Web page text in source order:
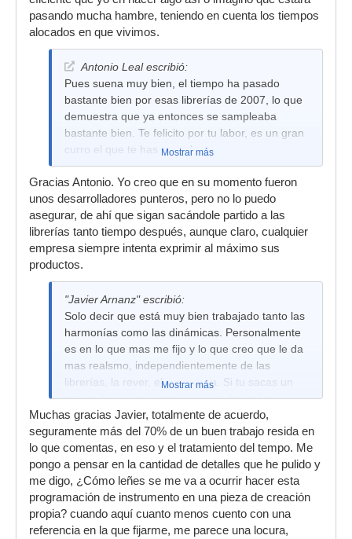
pasando mucha hambre, teniendo en cuenta los tiempos
alocados en que vivimos.
Antonio Leal escribió:
Pues suena muy bien, el tiempo ha pasado
bastante bien por esas librerías de 2007, lo que
demuestra que ya entonces se sampleaba
bastante bien. Te felicito por tu labor, es un gran
curro el que te has pegado.
Mostrar más
Gracias Antonio. Yo creo que en su momento fueron
unos desarrolladores punteros, pero no lo puedo
asegurar, de ahí que sigan sacándole partido a las
librerías tanto tiempo después, aunque claro, cualquier
empresa siempre intenta exprimir al máximo sus
productos.
"Javier Arnanz" escribió:
Solo decir que está muy bien trabajado tanto las
harmonías como las dinámicas. Personalmente
es en lo que mas me fijo y lo que creo que le da
mas realsmo, independientemente de las
librerías, la rever, el panorama. Si tu sacas un
retrato fiel de las harmonías y trabajas los
volumenes adecuadamente, eso le hace sonar
mucho mas fielmente.
Mostrar más
Muchas gracias Javier, totalmente de acuerdo,
seguramente más del 70% de un buen trabajo resida en
lo que comentas, en eso y el tratamiento del tempo. Me
pongo a pensar en la cantidad de detalles que he pulido y
me digo, ¿Cómo leñes se me va a ocurrir hacer esta
programación de instrumento en una pieza de creación
propia? cuando aquí cuanto menos cuento con una
referencia en la que fijarme, me parece una locura,